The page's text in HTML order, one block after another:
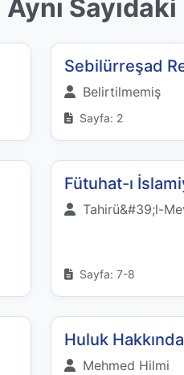
Aynı
Sebilürreşad
Belirtilmemiş
Sayfa: 2
Fütuhat-ı
Tahirü&#39;l-
Sayfa: 7-8
Huluk Hakkında
Mehmed Hilmi